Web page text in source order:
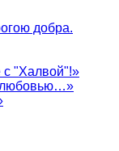
добра.
с "Халвой"!»
любовью…»